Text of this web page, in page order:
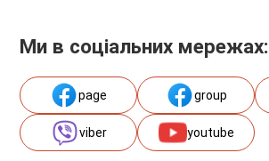
Ми в соціальних мережах:
page group
viber youtube